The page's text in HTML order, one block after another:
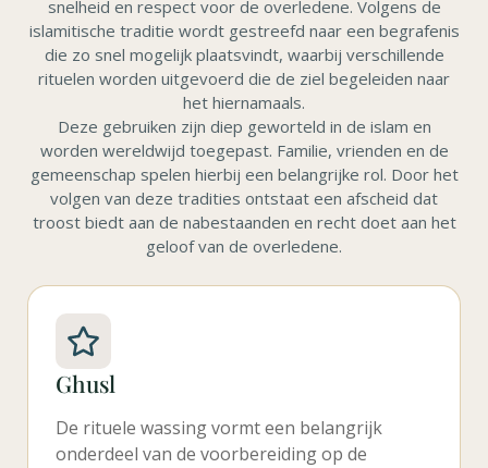
snelheid en respect voor de overledene. Volgens de
islamitische traditie wordt gestreefd naar een begrafenis
die zo snel mogelijk plaatsvindt, waarbij verschillende
rituelen worden uitgevoerd die de ziel begeleiden naar
het hiernamaals.
Deze gebruiken zijn diep geworteld in de islam en
worden wereldwijd toegepast. Familie, vrienden en de
gemeenschap spelen hierbij een belangrijke rol. Door het
volgen van deze tradities ontstaat een afscheid dat
troost biedt aan de nabestaanden en recht doet aan het
geloof van de overledene.
Ghusl
De rituele wassing vormt een belangrijk
onderdeel van de voorbereiding op de